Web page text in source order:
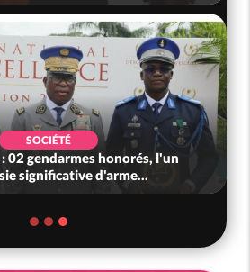
SOCIÉTÉ
02 gendarmes honorés, l'un
significative d'arme...